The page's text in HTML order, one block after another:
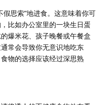
假思索”地进食。这意味着你可
比如办公室里的一块生日蛋
爆米花、孩子晚餐或午餐盒
常会导致你无意识地吃东
物的选择应该经过深思熟